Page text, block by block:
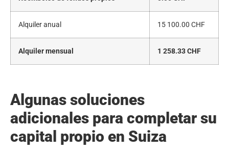
Alquiler anual 15 100.00 CHF
Alquiler mensual 1 258.33 CHF
Algunas soluciones
adicionales para completar su
capital propio en Suiza